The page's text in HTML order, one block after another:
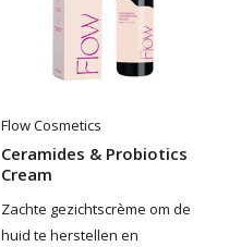
Flow Cosmetics
Ceramides & Probiotics
Cream
Zachte gezichtscrème om de
huid te herstellen en